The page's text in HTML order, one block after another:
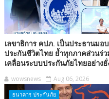
เลขาธิการ คปภ. เป็นประธานม
ประกันชีวิตไทย ย้ำทุกภาคส่วนร่
เคลื่อนระบบประกันภัยไทยอย่างยั่
wowsnews Aug 06, 2026
ธนาคาร ประกันภัย